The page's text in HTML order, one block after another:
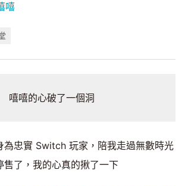
嘻
嘻嘻的心破了一個洞
為忠實 Switch 玩家，陪我走過無數時光
售了，我的心真的揪了一下